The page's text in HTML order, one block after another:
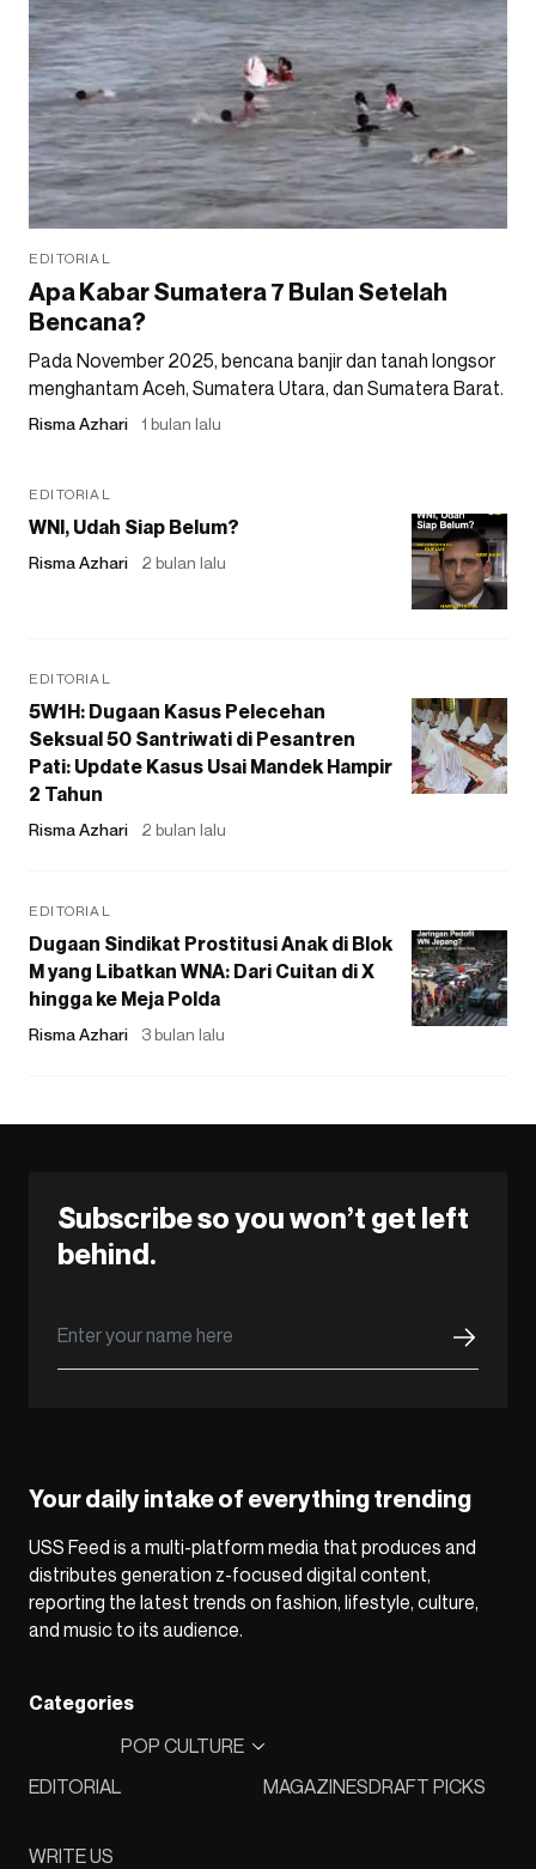
EDITORIAL
Apa Kabar Sumatera 7 Bulan Setelah
Bencana?
Pada November 2025, bencana banjir dan tanah longsor
menghantam Aceh, Sumatera Utara, dan Sumatera Barat.
Risma Azhari 1 bulan lalu
EDITORIAL
WNI, Udah Siap Belum?
Risma Azhari 2 bulan lalu
EDITORIAL
5W1H: Dugaan Kasus Pelecehan
Seksual 50 Santriwati di Pesantren
Pati: Update Kasus Usai Mandek Hampir
2 Tahun
Risma Azhari 2 bulan lalu
EDITORIAL
Dugaan Sindikat Prostitusi Anak di Blok
M yang Libatkan WNA: Dari Cuitan di X
hingga ke Meja Polda
Risma Azhari 3 bulan lalu
Subscribe so you won’t get left
behind.
Your daily intake of everything trending
USS Feed is a multi-platform media that produces and
distributes generation z-focused digital content,
reporting the latest trends on fashion, lifestyle, culture,
and music to its audience.
Categories
EDITORIAL
POP CULTURE
MAGAZINESDRAFT PICKS
WRITE US